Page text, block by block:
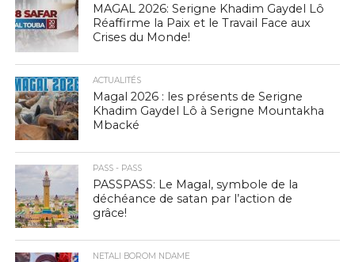
MAGAL 2026: Serigne Khadim Gaydel Lô
Réaffirme la Paix et le Travail Face aux
Crises du Monde!
ACTUALITÉS
Magal 2026 : les présents de Serigne
Khadim Gaydel Lô à Serigne Mountakha
Mbacké
PASS - PASS
PASSPASS: Le Magal, symbole de la
déchéance de satan par l’action de
grâce!
NETALI BOROM NDAME